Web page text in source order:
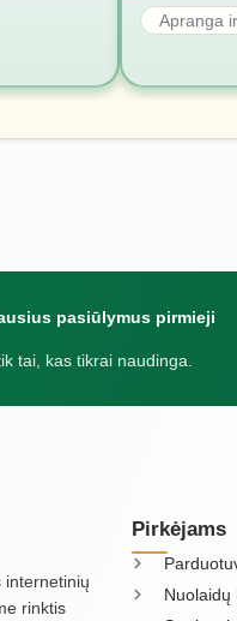
Apranga
pasiūlymus pirmieji
tai, kas tikrai naudinga.
internetinių
rinktis
Pirkėjams
Nuolaidų